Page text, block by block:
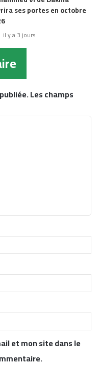
ses portes en octobre
il y a 3 jours
Les champs
et mon site dans le